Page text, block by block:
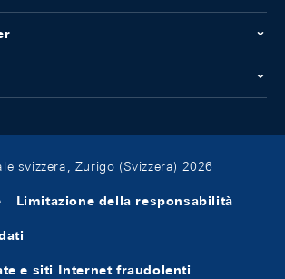
svizzera, Zurigo (Svizzera) 2026
Limitazione della responsabilità
e siti Internet fraudolenti